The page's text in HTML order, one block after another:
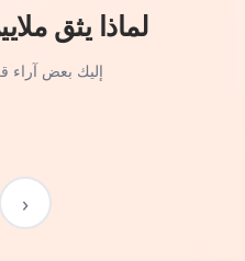
لماذا يثق
إليك بعض آراء
‹